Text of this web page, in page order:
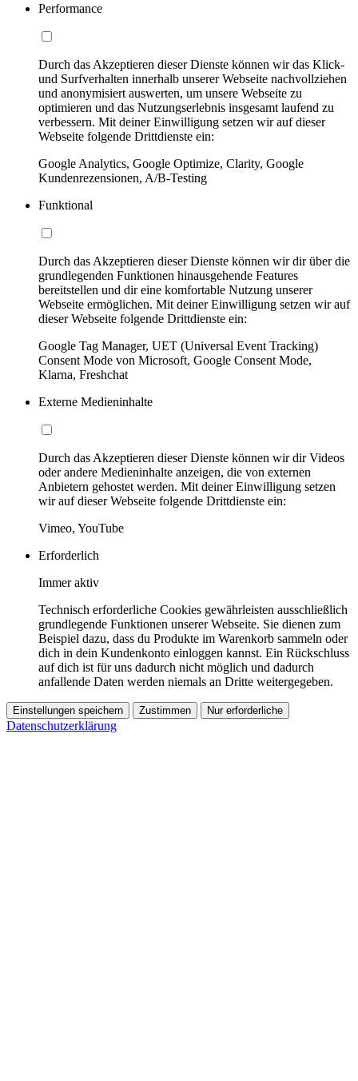
Performance
Durch das Akzeptieren dieser Dienste können wir das Klick-
und Surfverhalten innerhalb unserer Webseite nachvollziehen
und anonymisiert auswerten, um unsere Webseite zu
optimieren und das Nutzungserlebnis insgesamt laufend zu
verbessern. Mit deiner Einwilligung setzen wir auf dieser
Webseite folgende Drittdienste ein:
Google Analytics, Google Optimize, Clarity, Google
Kundenrezensionen, A/B-Testing
Funktional
Durch das Akzeptieren dieser Dienste können wir dir über die
grundlegenden Funktionen hinausgehende Features
bereitstellen und dir eine komfortable Nutzung unserer
Webseite ermöglichen. Mit deiner Einwilligung setzen wir auf
dieser Webseite folgende Drittdienste ein:
Google Tag Manager, UET (Universal Event Tracking)
Consent Mode von Microsoft, Google Consent Mode,
Klarna, Freshchat
Externe Medieninhalte
Durch das Akzeptieren dieser Dienste können wir dir Videos
oder andere Medieninhalte anzeigen, die von externen
Anbietern gehostet werden. Mit deiner Einwilligung setzen
wir auf dieser Webseite folgende Drittdienste ein:
Vimeo, YouTube
Erforderlich
Immer aktiv
Technisch erforderliche Cookies gewährleisten ausschließlich
grundlegende Funktionen unserer Webseite. Sie dienen zum
Beispiel dazu, dass du Produkte im Warenkorb sammeln oder
dich in dein Kundenkonto einloggen kannst. Ein Rückschluss
auf dich ist für uns dadurch nicht möglich und dadurch
anfallende Daten werden niemals an Dritte weitergegeben.
Einstellungen speichern Zustimmen Nur erforderliche
Datenschutzerklärung